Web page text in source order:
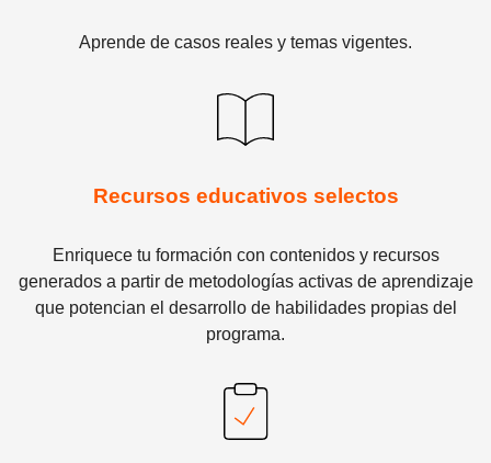
Aprende de casos reales y temas vigentes.
Recursos educativos selectos
Enriquece tu formación con contenidos y recursos
generados a partir de metodologías activas de aprendizaje
que potencian el desarrollo de habilidades propias del
programa.